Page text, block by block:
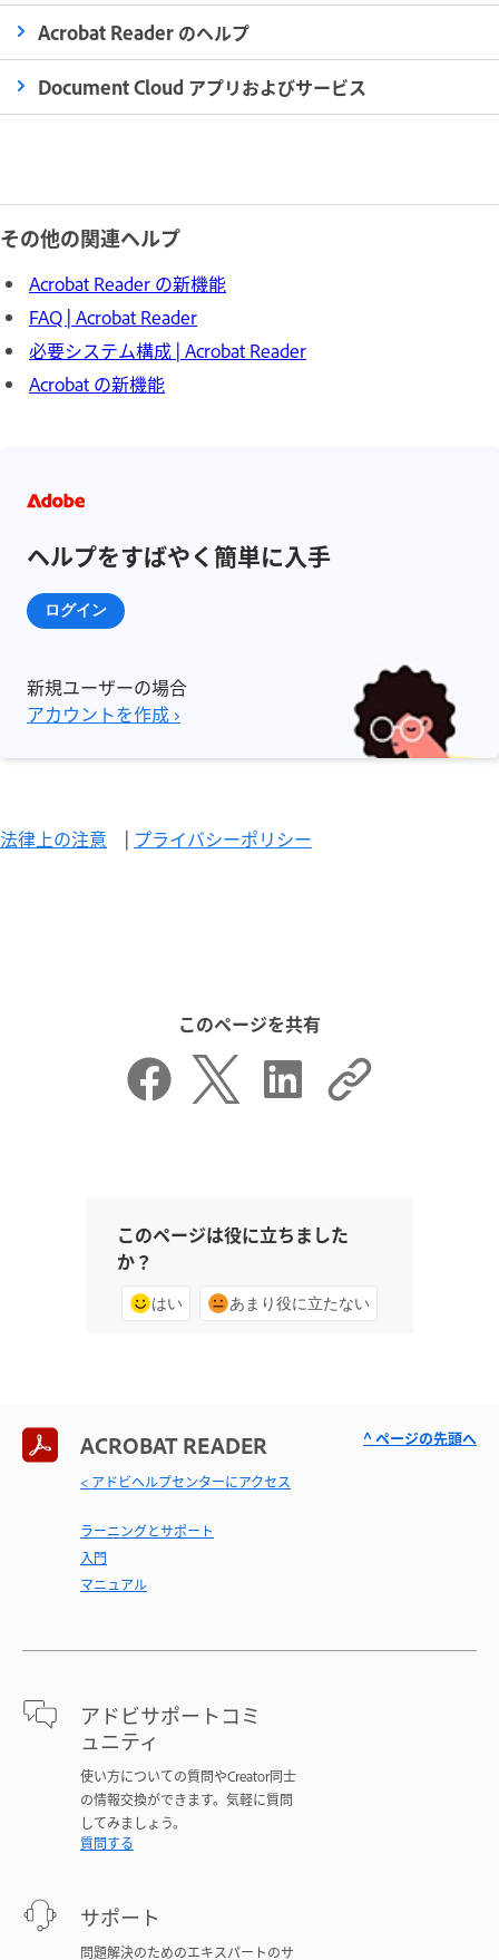
Acrobat Reader のヘルプ
Document Cloud アプリおよびサービス
その他の関連ヘルプ
Acrobat Reader の新機能
FAQ | Acrobat Reader
必要システム構成 | Acrobat Reader
Acrobat の新機能
ヘルプをすばやく簡単に入手
ログイン
新規ユーザーの場合
アカウントを作成 ›
法律上の注意 | プライバシーポリシー
このページを共有
このページは役に立ちました
か？
はい あまり役に立たない
ACROBAT READER
< アドビヘルプセンターにアクセス
ラーニングとサポート
入門
マニュアル
アドビサポートコミ
ュニティ
使い方についての質問やCreator同士
の情報交換ができます。気軽に質問
してみましょう。
質問する
サポート
問題解決のためのエキスパートのサ
^ ページの先頭へ